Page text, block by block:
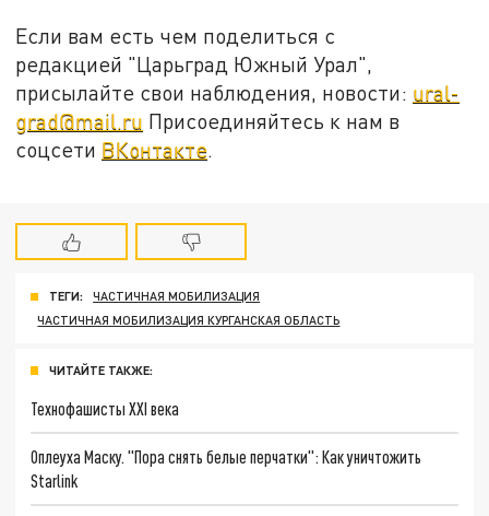
Если вам есть чем поделиться с
редакцией "Царьград Южный Урал",
присылайте свои наблюдения, новости: ural-
grad@mail.ru Присоединяйтесь к нам в
соцсети ВКонтакте.
ТЕГИ:
ЧАСТИЧНАЯ МОБИЛИЗАЦИЯ
ЧАСТИЧНАЯ МОБИЛИЗАЦИЯ КУРГАНСКАЯ ОБЛАСТЬ
ЧИТАЙТЕ ТАКЖЕ:
Технофашисты XXI века
Оплеуха Маску. "Пора снять белые перчатки": Как уничтожить
Starlink